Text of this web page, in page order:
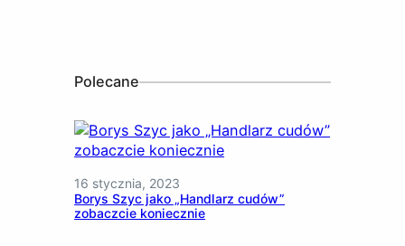
Polecane
16 stycznia, 2023
Borys Szyc jako „Handlarz cudów”
zobaczcie koniecznie